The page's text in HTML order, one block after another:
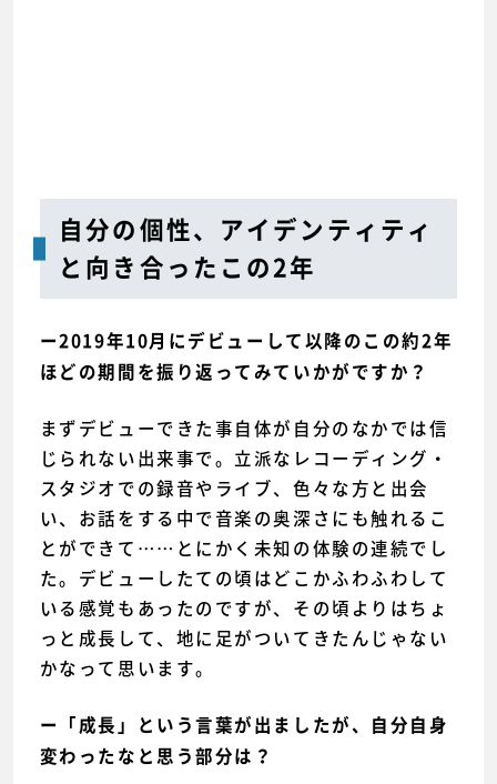
自分の個性、アイデンティティ
と向き合ったこの2年
ー2019年10月にデビューして以降のこの約2年
ほどの期間を振り返ってみていかがですか？
まずデビューできた事自体が自分のなかでは信
じられない出来事で。立派なレコーディング・
スタジオでの録音やライブ、色々な方と出会
い、お話をする中で音楽の奥深さにも触れるこ
とができて……とにかく未知の体験の連続でし
た。デビューしたての頃はどこかふわふわして
いる感覚もあったのですが、その頃よりはちょ
っと成長して、地に足がついてきたんじゃない
かなって思います。
ー「成長」という言葉が出ましたが、自分自身
変わったなと思う部分は？